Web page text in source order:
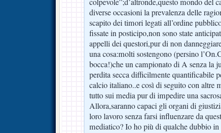
diverse occasioni la prevalenza delle
scapito dei timori legati all’ordine
fissate in posticipo,non sono state
appelli dei questori,pur di non
una cosa:molti sostengono (persino
bocca!)che un campionato di A senza la
perdita secca difficilmente quantificabile
calcio italiano..e così di seguito con altre
tutto sui media pur di impedire una
Allora,saranno capaci gli organi di
loro lavoro senza farsi influenzare da
mediatico? Io ho più di qualche dubbio